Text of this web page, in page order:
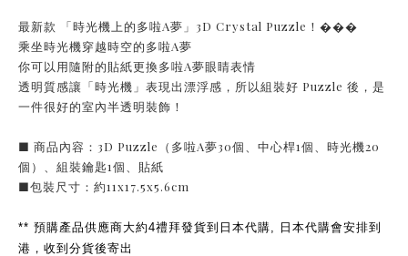
最新款 「時光機上的多啦A夢」3D Crystal Puzzle！���
乘坐時光機穿越時空的多啦A夢
你可以用隨附的貼紙更換多啦A夢眼睛表情
透明質感讓「時光機」表現出漂浮感，所以組裝好 Puzzle 後，是
一件很好的室內半透明裝飾！
■ 商品內容：3D Puzzle（多啦A夢30個、中心桿1個、時光機20
個）、組裝鑰匙1個、貼紙
■包裝尺寸：約11x17.5x5.6cm
** 預購產品供應商大約4禮拜發貨到日本代購, 日本代購會安排到
港，收到分貨後寄出